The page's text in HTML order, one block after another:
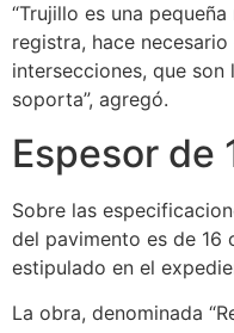
“Trujillo es una
registra, hace
intersecciones, que
soporta”, agregó.
Espesor de
Sobre las
del pavimento es de 16
estipulado en el
La obra, denominada